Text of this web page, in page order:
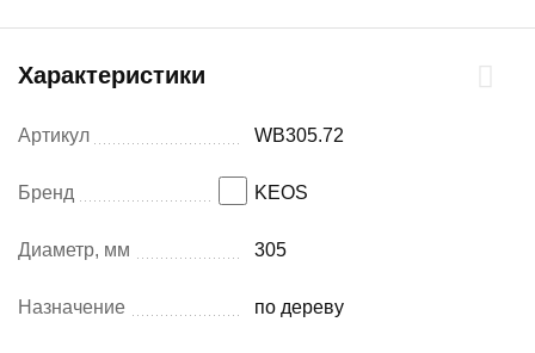
Характеристики
Артикул WB305.72
Бренд KEOS
Диаметр, мм 305
Назначение по дереву